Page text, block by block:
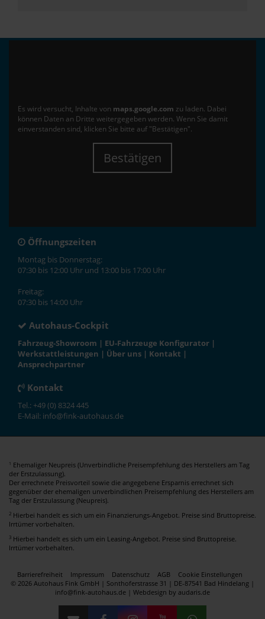
Es wird versucht, Inhalte von maps.google.com zu laden. Dabei
können Daten an Dritte weitergegeben werden. Wenn Sie damit
einverstanden sind, klicken Sie bitte auf "Bestätigen".
Bestätigen
Öffnungszeiten
Montag bis Donnerstag:
07:30 bis 12:00 Uhr und 13:00 bis 17:00 Uhr
Freitag:
07:30 bis 14:00 Uhr
Autohaus-Cockpit
Fahrzeug-Showroom | EU-Fahrzeuge Konfigurator |
Werkstattleistungen | Über uns | Kontakt |
Ansprechpartner
Kontakt
Tel.: +49 (0) 8324 445
E-Mail: info@fink-autohaus.de
1 Ehemaliger Neupreis (Unverbindliche Preisempfehlung des Herstellers am Tag
der Erstzulassung).
Der errechnete Preisvorteil sowie die angegebene Ersparnis errechnet sich
gegenüber der ehemaligen unverbindlichen Preisempfehlung des Herstellers am
Tag der Erstzulassung (Neupreis).
2 Hierbei handelt es sich um ein Finanzierungs-Angebot. Preise sind Bruttopreise.
Irrtümer vorbehalten.
3 Hierbei handelt es sich um ein Leasing-Angebot. Preise sind Bruttopreise.
Irrtümer vorbehalten.
Barrierefreiheit Impressum Datenschutz AGB
Cookie Einstellungen
© 2026 Autohaus Fink GmbH | Sonthoferstrasse 31 | DE-87541 Bad Hindelang |
info@fink-autohaus.de | Webdesign by audaris.de